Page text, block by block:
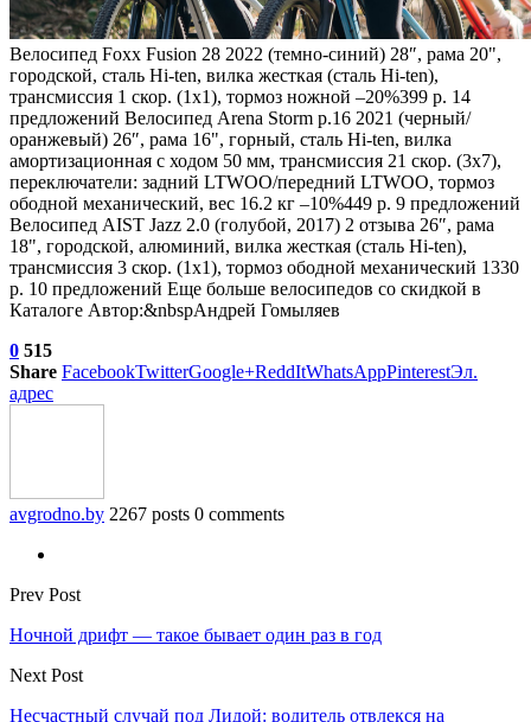
Велосипед Foxx Fusion 28 2022 (темно-синий) 28″, рама 20",
городской, сталь Hi-ten, вилка жесткая (сталь Hi-ten),
трансмиссия 1 скор. (1х1), тормоз ножной –20%399 р. 14
предложений Велосипед Arena Storm р.16 2021 (черный/
оранжевый) 26″, рама 16", горный, сталь Hi-ten, вилка
амортизационная с ходом 50 мм, трансмиссия 21 скор. (3х7),
переключатели: задний LTWOO/передний LTWOO, тормоз
ободной механический, вес 16.2 кг –10%449 р. 9 предложений
Велосипед AIST Jazz 2.0 (голубой, 2017) 2 отзыва 26″, рама
18", городской, алюминий, вилка жесткая (сталь Hi-ten),
трансмиссия 3 скор. (1х1), тормоз ободной механический 1330
р. 10 предложений Еще больше велосипедов со скидкой в
Каталоге Автор:&nbspАндрей Гомыляев
0 515
Share FacebookTwitterGoogle+ReddItWhatsAppPinterestЭл.
адрес
avgrodno.by 2267 posts 0 comments
Prev Post
Ночной дрифт — такое бывает один раз в год
Next Post
Несчастный случай под Лидой: водитель отвлекся на